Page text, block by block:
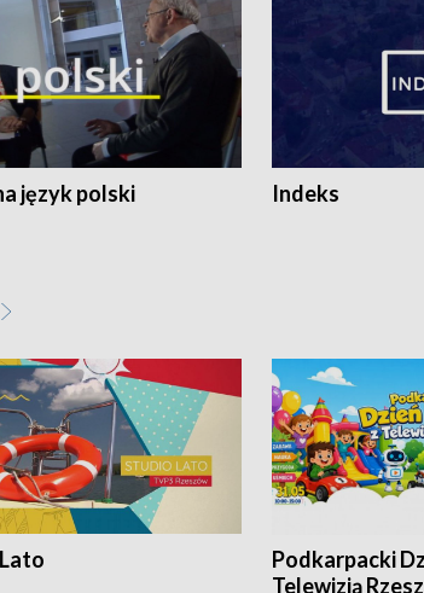
język polski Indeks
Podkarpacki
Telewizją